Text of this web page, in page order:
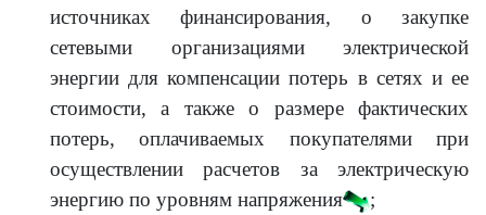
источниках финансирования, о закупке
сетевыми организациями электрической
энергии для компенсации потерь в сетях и ее
стоимости, а также о размере фактических
потерь, оплачиваемых покупателями при
осуществлении расчетов за электрическую
энергию по уровням напряжения
;